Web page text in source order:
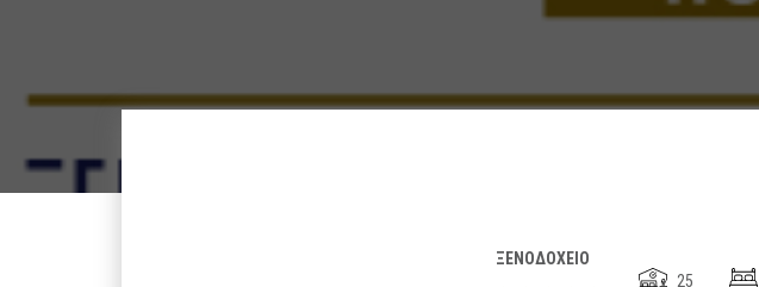
ΞΕΝΟΔΟΧΕΙΟ
25